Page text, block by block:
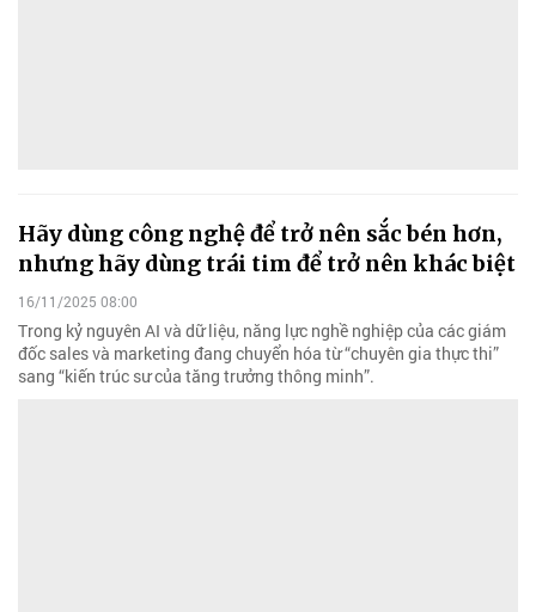
Hãy dùng công nghệ để trở nên sắc bén hơn,
nhưng hãy dùng trái tim để trở nên khác biệt
16/11/2025 08:00
Trong kỷ nguyên AI và dữ liệu, năng lực nghề nghiệp của các giám
đốc sales và marketing đang chuyển hóa từ “chuyên gia thực thi”
sang “kiến trúc sư của tăng trưởng thông minh”.